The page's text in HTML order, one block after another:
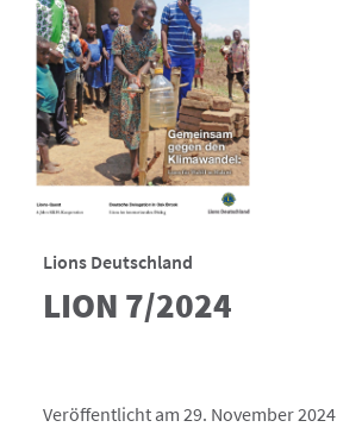
Lions Deutschland
LION 7/2024
Veröffentlicht am 29. November 2024